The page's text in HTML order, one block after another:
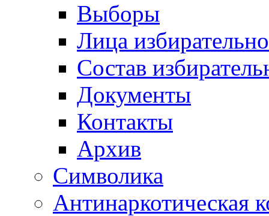
Выборы
Лица
Состав
Документы
Контакты
Архив
Символика
Антинаркотическая